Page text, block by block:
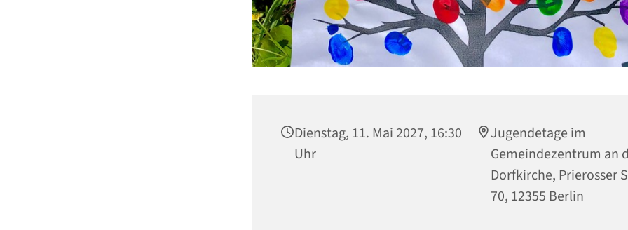
Dienstag, 11. Mai 2027, 16:30
Uhr
Jugendetage im
Gemeindezentrum an
Dorfkirche, Prierosser
70, 12355 Berlin